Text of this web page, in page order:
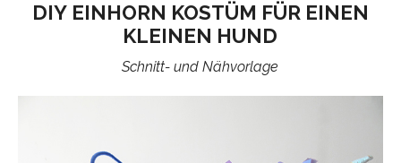
DIY EINHORN KOSTÜM FÜR EINEN
KLEINEN HUND
Schnitt- und Nähvorlage